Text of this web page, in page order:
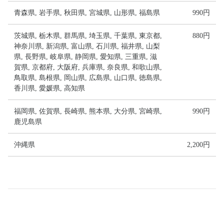
青森県, 岩手県, 秋田県, 宮城県, 山形県, 福島県 990円
茨城県, 栃木県, 群馬県, 埼玉県, 千葉県, 東京都,
神奈川県, 新潟県, 富山県, 石川県, 福井県, 山梨
県, 長野県, 岐阜県, 静岡県, 愛知県, 三重県, 滋
賀県, 京都府, 大阪府, 兵庫県, 奈良県, 和歌山県,
鳥取県, 島根県, 岡山県, 広島県, 山口県, 徳島県,
香川県, 愛媛県, 高知県
880円
福岡県, 佐賀県, 長崎県, 熊本県, 大分県, 宮崎県,
鹿児島県
990円
沖縄県 2,200円